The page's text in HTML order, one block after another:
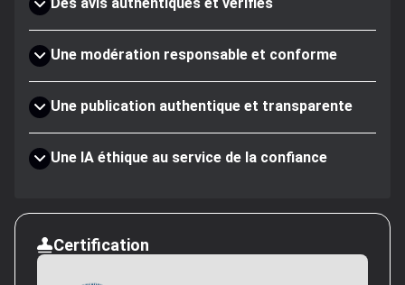
Une modération responsable et conforme
Une publication authentique et transparente
Une IA éthique au service de la confiance
Certification